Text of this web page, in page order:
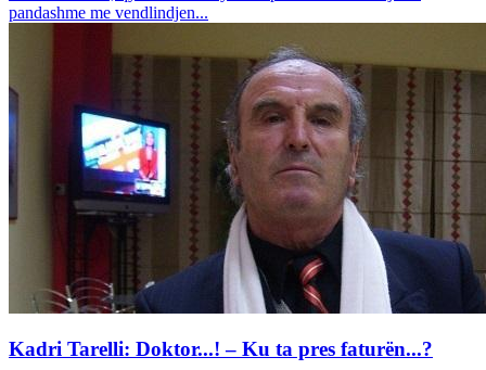
pandashme me vendlindjen...
Kadri Tarelli: Doktor...! – Ku ta pres faturën...?